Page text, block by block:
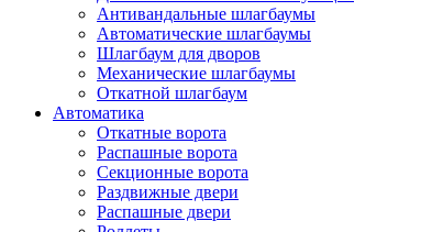
Антивандальные шлагбаумы
Автоматические шлагбаумы
Шлагбаум для дворов
Механические шлагбаумы
Откатной шлагбаум
Автоматика
Откатные ворота
Распашные ворота
Секционные ворота
Раздвижные двери
Распашные двери